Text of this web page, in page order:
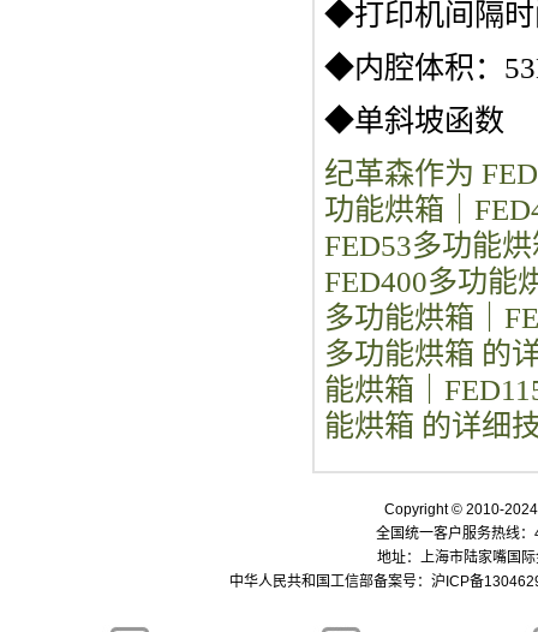
◆打印机间隔时
◆内腔体积：
◆单斜坡函数
纪革森作为
功能烘箱｜
FED53多功能
FED400多功能
多功能烘箱｜
多功能烘箱 的
能烘箱｜
能烘箱 的详细
Copyright © 2010-
全国统一客户服务热线
地址：上海市陆家嘴国
中华人民共和国工信部备案号： 沪ICP备